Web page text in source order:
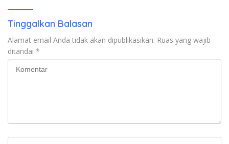
Tinggalkan Balasan
Alamat email Anda tidak akan dipublikasikan. Ruas yang wajib
ditandai *